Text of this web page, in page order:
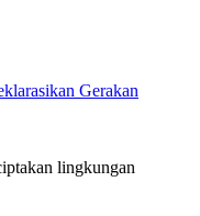
Gerakan
lingkungan